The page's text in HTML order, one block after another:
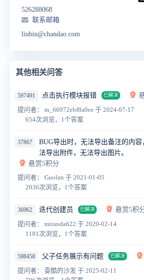
526288068
联系邮箱
liubin@chandao.com
其他相关问答
597491 点击执行模块报错 已解决
提问者： m_66972ebf8a0ee 于 2024-07-17
654次浏览，1个答案
37867
BUG导出时，无法导出备注的内容
法导出附件，无法导出图片。
悬赏5积分
提问者： Guolan 于 2021-01-05
2036次浏览，1个答案
36962 迭代创建员 已解决
悬赏5积
提问者： miranda622 于 2020-02-14
1181次浏览，1个答案
598458 父子任务展示有问题 已解决
提问者： 耍酷的沙发 于 2025-02-11